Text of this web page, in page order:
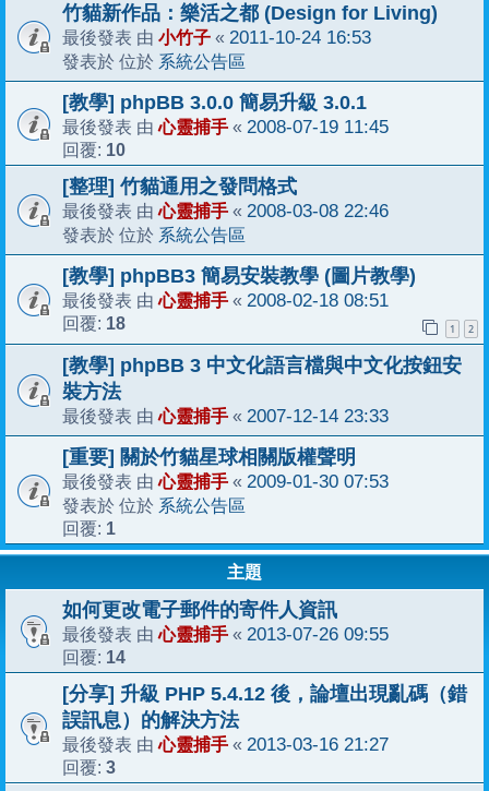
竹貓新作品：樂活之都 (Design for Living)
最後發表 由 小竹子 « 2011-10-24 16:53
發表於 位於 系統公告區
[教學] phpBB 3.0.0 簡易升級 3.0.1
最後發表 由心靈捕手 « 2008-07-19 11:45
回覆: 10
[整理] 竹貓通用之發問格式
最後發表 由心靈捕手 « 2008-03-08 22:46
發表於 位於 系統公告區
[教學] phpBB3 簡易安裝教學 (圖片教學)
最後發表 由心靈捕手 « 2008-02-18 08:51
回覆: 18 1 2
[教學] phpBB 3 中文化語言檔與中文化按鈕安
裝方法
最後發表 由心靈捕手 « 2007-12-14 23:33
[重要] 關於竹貓星球相關版權聲明
最後發表 由心靈捕手 « 2009-01-30 07:53
發表於 位於 系統公告區
回覆: 1
主題
如何更改電子郵件的寄件人資訊
最後發表 由心靈捕手 « 2013-07-26 09:55
回覆: 14
[分享] 升級 PHP 5.4.12 後，論壇出現亂碼（錯
誤訊息）的解決方法
最後發表 由心靈捕手 « 2013-03-16 21:27
回覆: 3